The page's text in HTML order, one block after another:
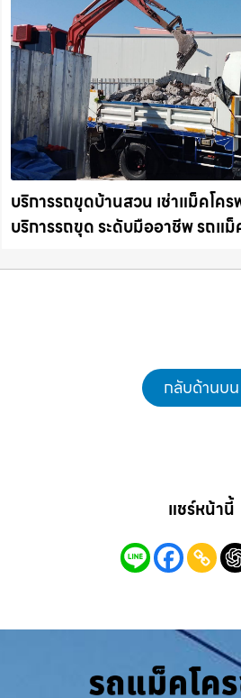
บริการรถขุดบ้านสวน เช่าแม็คโค
บริการรถขุด ระดับมืออาชีพ รถแ
กลับด้านบน
แชร์หน้านี้